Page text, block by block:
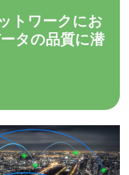
トワークにお
タの品質に潜